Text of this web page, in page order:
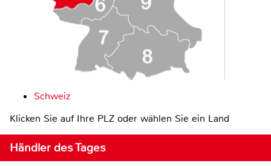
Schweiz
Klicken Sie auf Ihre PLZ oder wählen Sie ein Land
Händler des Tages